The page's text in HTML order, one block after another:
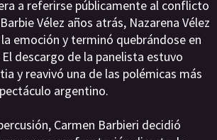
a referirse públicamente al conflicto
Vélez años atrás, Nazarena Vélez
emoción y terminó quebrándose en
El descargo de la panelista estuvo
y reavivó una de las polémicas más
argentino.
Carmen Barbieri decidió